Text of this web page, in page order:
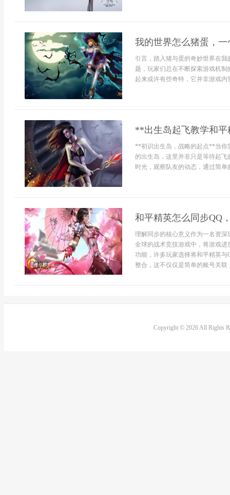
我的世界怎么猪蛋，
引言，踏入猪与蛋的奇妙世界在
题，玩家们总在不断探索游戏机
起来或许有些奇特，它并非游戏内
**出生岛起飞教学和
**初识出生岛，战略的起点**当你
的出生岛，这里并非只是等待起
时光，观察队友的动态，通过简
和平精英怎么同步QQ
理解同步的核心意义作为一名资
全球的战术竞技游戏中，将游戏
功能，许多玩家选择将和平精英
整合，这不仅仅是简单的账号关
Copyright © 2026 All Rights